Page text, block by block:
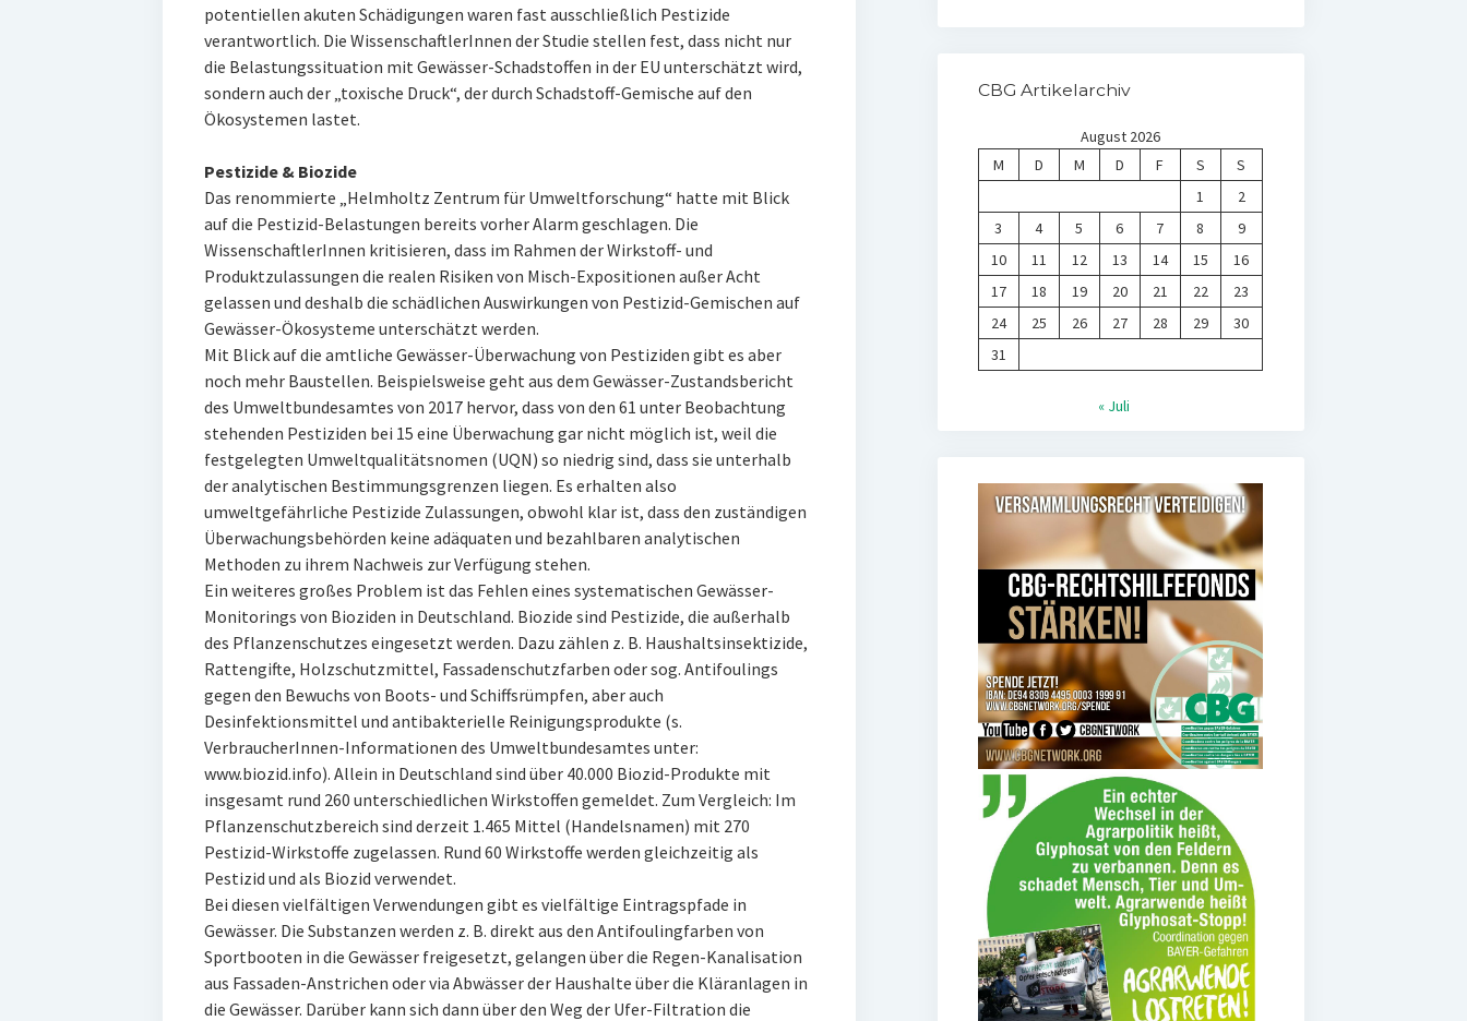
potentiellen akuten Schädigungen waren fast ausschließlich Pestizide
verantwortlich. Die WissenschaftlerInnen der Studie stellen fest, dass nicht nur
die Belastungssituation mit Gewässer-Schadstoffen in der EU unterschätzt wird,
sondern auch der „toxische Druck“, der durch Schadstoff-Gemische auf den
Ökosystemen lastet.
Pestizide & Biozide
Das renommierte „Helmholtz Zentrum für Umweltforschung“ hatte mit Blick
auf die Pestizid-Belastungen bereits vorher Alarm geschlagen. Die
WissenschaftlerInnen kritisieren, dass im Rahmen der Wirkstoff- und
Produktzulassungen die realen Risiken von Misch-Expositionen außer Acht
gelassen und deshalb die schädlichen Auswirkungen von Pestizid-Gemischen auf
Gewässer-Ökosysteme unterschätzt werden.
Mit Blick auf die amtliche Gewässer-Überwachung von Pestiziden gibt es aber
noch mehr Baustellen. Beispielsweise geht aus dem Gewässer-Zustandsbericht
des Umweltbundesamtes von 2017 hervor, dass von den 61 unter Beobachtung
stehenden Pestiziden bei 15 eine Überwachung gar nicht möglich ist, weil die
festgelegten Umweltqualitätsnomen (UQN) so niedrig sind, dass sie unterhalb
der analytischen Bestimmungsgrenzen liegen. Es erhalten also
umweltgefährliche Pestizide Zulassungen, obwohl klar ist, dass den zuständigen
Überwachungsbehörden keine adäquaten und bezahlbaren analytischen
Methoden zu ihrem Nachweis zur Verfügung stehen.
Ein weiteres großes Problem ist das Fehlen eines systematischen Gewässer-
Monitorings von Bioziden in Deutschland. Biozide sind Pestizide, die außerhalb
des Pflanzenschutzes eingesetzt werden. Dazu zählen z. B. Haushaltsinsektizide,
Rattengifte, Holzschutzmittel, Fassadenschutzfarben oder sog. Antifoulings
gegen den Bewuchs von Boots- und Schiffsrümpfen, aber auch
Desinfektionsmittel und antibakterielle Reinigungsprodukte (s.
VerbraucherInnen-Informationen des Umweltbundesamtes unter:
www.biozid.info). Allein in Deutschland sind über 40.000 Biozid-Produkte mit
insgesamt rund 260 unterschiedlichen Wirkstoffen gemeldet. Zum Vergleich: Im
Pflanzenschutzbereich sind derzeit 1.465 Mittel (Handelsnamen) mit 270
Pestizid-Wirkstoffe zugelassen. Rund 60 Wirkstoffe werden gleichzeitig als
Pestizid und als Biozid verwendet.
Bei diesen vielfältigen Verwendungen gibt es vielfältige Eintragspfade in
Gewässer. Die Substanzen werden z. B. direkt aus den Antifoulingfarben von
Sportbooten in die Gewässer freigesetzt, gelangen über die Regen-Kanalisation
aus Fassaden-Anstrichen oder via Abwässer der Haushalte über die Kläranlagen in
die Gewässer. Darüber kann sich dann über den Weg der Ufer-Filtration die
CBG Artikelarchiv
August 2026
M
D M D F S
S
1
2
3
4 5 6 7 8
9
10
11 12 13 14 15
16
17
18 19 20 21 22
23
24
25 26 27 28 29
30
31
« Juli